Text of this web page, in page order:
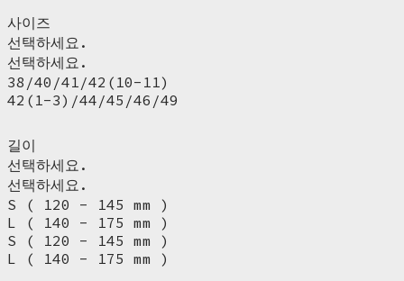
사이즈
선택하세요.
선택하세요.
38/40/41/42(10-11)
42(1-3)/44/45/46/49
길이
선택하세요.
선택하세요.
S ( 120 - 145 mm )
L ( 140 - 175 mm )
S ( 120 - 145 mm )
L ( 140 - 175 mm )